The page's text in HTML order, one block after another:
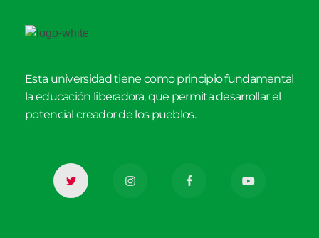
Esta universidad tiene como principio fundamental
la educación liberadora, que permita desarrollar el
potencial creador de los pueblos.